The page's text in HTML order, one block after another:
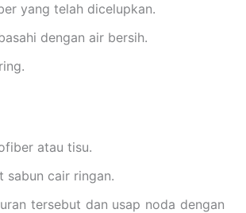
yang telah dicelupkan.
dengan air bersih.
atau tisu.
sabun cair ringan.
tersebut dan usap noda dengan